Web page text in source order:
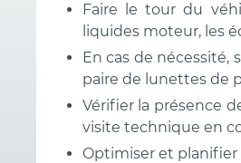
Faire le tour du
liquides moteur, les
En cas de nécessité,
paire de lunettes de
Vérifier la présence
visite technique en
Optimiser et planifier